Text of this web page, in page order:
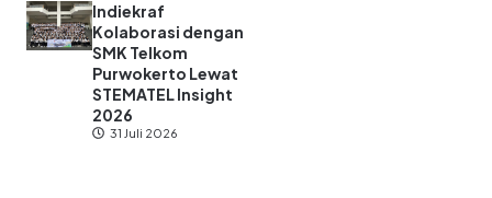
Indiekraf
Kolaborasi dengan
SMK Telkom
Purwokerto Lewat
STEMATEL Insight
2026
31 Juli 2026